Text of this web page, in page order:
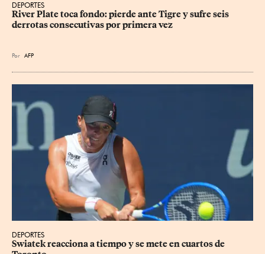
DEPORTES
River Plate toca fondo: pierde ante Tigre y sufre seis
derrotas consecutivas por primera vez
Por AFP
DEPORTES
Swiatek reacciona a tiempo y se mete en cuartos de